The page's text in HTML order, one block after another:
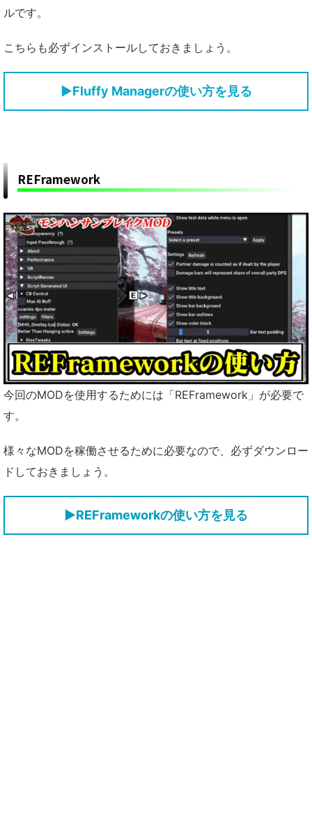
ルです。
こちらも必ずインストールしておきましょう。
▶Fluffy Managerの使い方を見る
REFramework
今回のMODを使用するためには「REFramework」が必要で
す。
様々なMODを稼働させるために必要なので、必ずダウンロー
ドしておきましょう。
▶REFrameworkの使い方を見る